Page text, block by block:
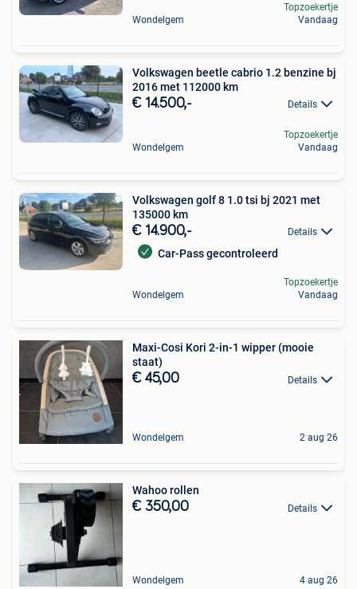
Wondelgem
Topzoekertje
Vandaag
Volkswagen beetle cabrio 1.2 benzine bj
2016 met 112000 km
€ 14.500,- Details
Wondelgem
Topzoekertje
Vandaag
Volkswagen golf 8 1.0 tsi bj 2021 met
135000 km
€ 14.900,- Details
Car-Pass gecontroleerd
Wondelgem
Topzoekertje
Vandaag
Maxi-Cosi Kori 2-in-1 wipper (mooie
staat)
€ 45,00 Details
Wondelgem 2 aug 26
Wahoo rollen
€ 350,00 Details
Wondelgem 4 aug 26